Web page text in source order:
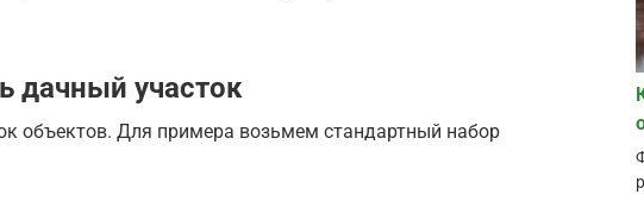
дачный участок
объектов. Для примера возьмем стандартный набор